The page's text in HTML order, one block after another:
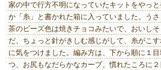
家の中で行方不明になっていたキットをやっ
か「糸」と書かれた箱に入っていました。う
茶のビーズ色は焼きチョコみたいで、おいし
だ、ちょっと針がきしむ感じがして、糸がこす
に気をつけました。編み方は、下から順に１
つ、お尻もなだらかなカーブ、慣れたころに２